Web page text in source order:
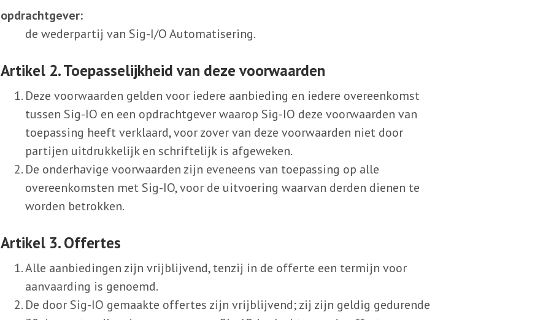
opdrachtgever:
de wederpartij van Sig-I/O Automatisering.
Artikel 2. Toepasselijkheid van deze voorwaarden
Deze voorwaarden gelden voor iedere aanbieding en iedere overeenkomst
tussen Sig-IO en een opdrachtgever waarop Sig-IO deze voorwaarden van
toepassing heeft verklaard, voor zover van deze voorwaarden niet door
partijen uitdrukkelijk en schriftelijk is afgeweken.
De onderhavige voorwaarden zijn eveneens van toepassing op alle
overeenkomsten met Sig-IO, voor de uitvoering waarvan derden dienen te
worden betrokken.
Artikel 3. Offertes
Alle aanbiedingen zijn vrijblijvend, tenzij in de offerte een termijn voor
aanvaarding is genoemd.
De door Sig-IO gemaakte offertes zijn vrijblijvend; zij zijn geldig gedurende